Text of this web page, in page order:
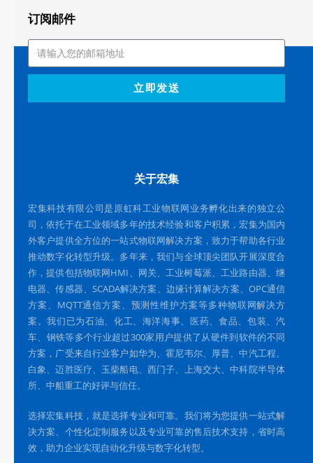
订阅邮件
立即发送
关于宏集
宏集科技有限公司是原虹科工业物联网业务孵化出来的独立公
司，依托于在工业领域多年的技术经验和客户积累，宏集为国内
外客户提供全方位的一站式物联网解决方案，致力于帮助各行业
推动数字化转型升级。多年来，我们与全球顶尖团队开展深度合
作，提供包括物联网HMI、网关、工业树莓派、工业路由器、继
电器、传感器、SCADA解决方案、边缘计算解决方案、OPC通信
方案、MQTT通信方案、预测性维护方案等多种物联网解决方
案。我们已为石油、化工、海洋海事、医药、食品、包装、汽
车、钢铁等多个行业超过300家用户提供了从硬件到软件的不同
方案，广受来自行业客户如华为、霍尼韦尔、厚普、中汽工程、
白象、迈胜医疗、玉柴船电、西门子、上海交大、中科院半导体
所、中船重工的好评与信任。
选择宏集科技，就是选择专业和可靠。我们将为您提供一站式解
决方案、个性化定制服务以及专业可靠的售后技术支持，省时高
效，助力企业实现自动化升级与数字化转型。